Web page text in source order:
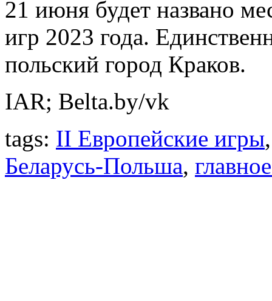
21 июня будет названо
игр 2023 года.
польский город Краков.
IAR; Belta.by/vk
tags: II Европейские игры
Беларусь-Польша,